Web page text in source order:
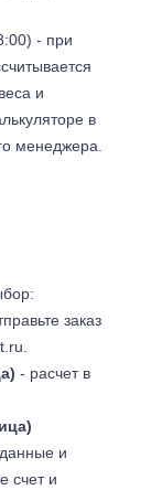
- при
и
в
менеджера.
заказ
- расчет в
и
счет и